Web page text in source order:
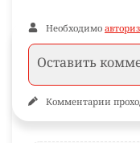
Необходимо
Комментарии